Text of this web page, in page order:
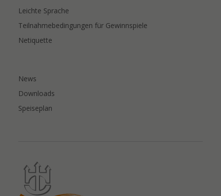
Leichte Sprache
Teilnahmebedingungen für Gewinnspiele
Netiquette
News
Downloads
Speiseplan